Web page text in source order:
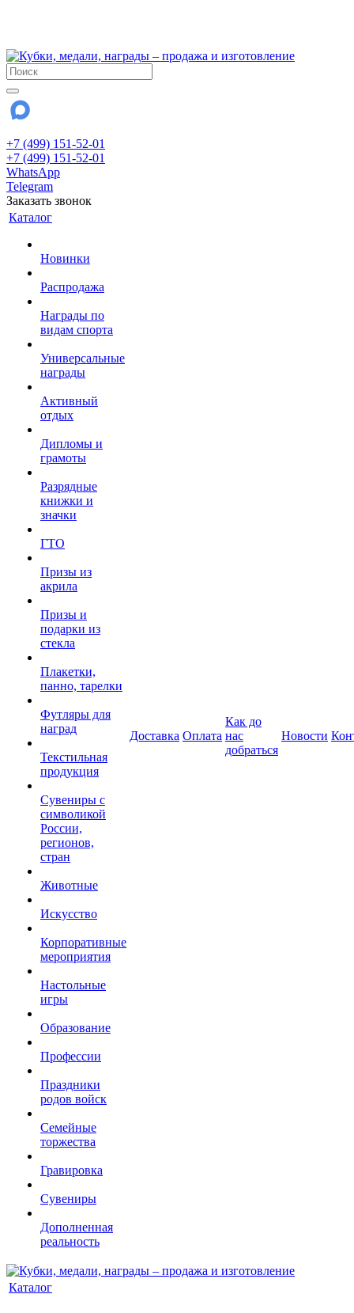
+7 (499) 151-52-01
+7 (499) 151-52-01
WhatsApp
Telegram
Заказать звонок
Каталог
Новинки
Распродажа
Награды по
видам спорта
Универсальные
награды
Активный
отдых
Дипломы и
грамоты
Разрядные
книжки и
значки
ГТО
Призы из
акрила
Призы и
подарки из
стекла
Плакетки,
панно, тарелки
Футляры для
наград
Текстильная
продукция
Сувениры с
символикой
России,
регионов,
стран
Животные
Искусство
Корпоративные
мероприятия
Настольные
игры
Образование
Профессии
Праздники
родов войск
Семейные
торжества
Гравировка
Сувениры
Дополненная
реальность
Доставка Оплата
Как до
нас
добраться
Новости
Каталог